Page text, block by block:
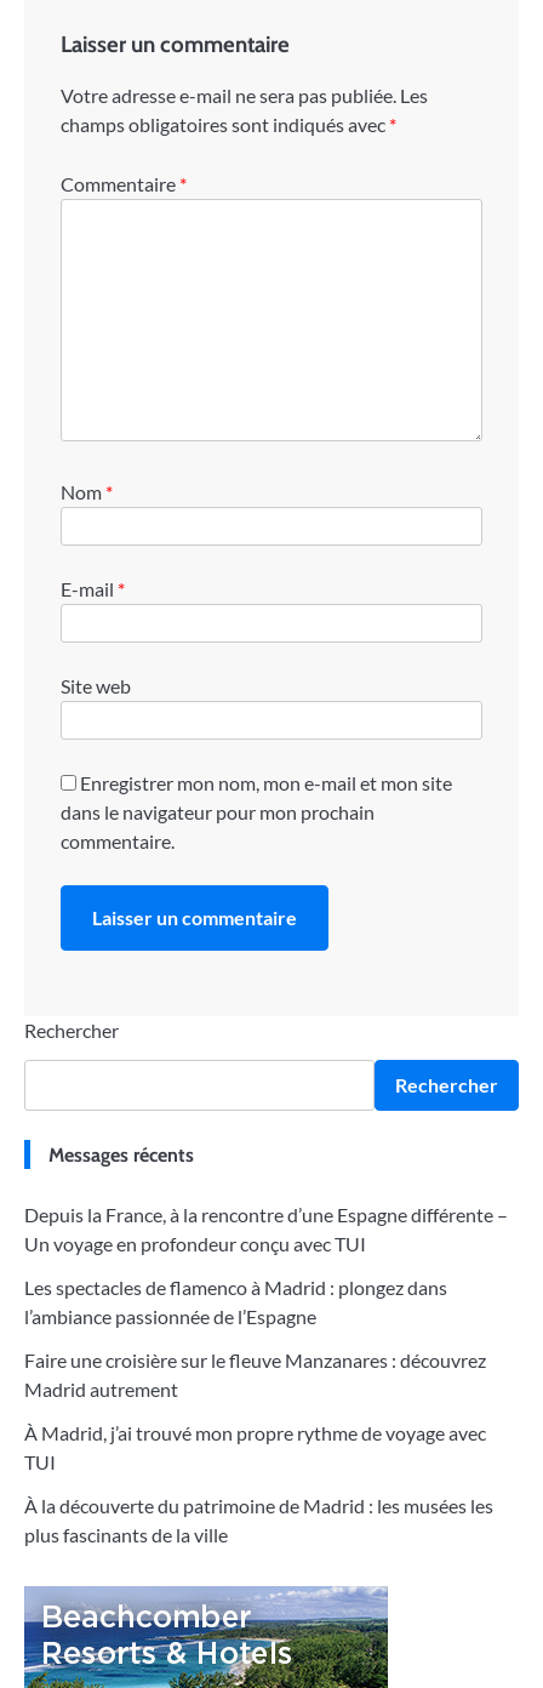
Laisser un commentaire
Votre adresse e-mail ne sera pas publiée. Les
champs obligatoires sont indiqués avec *
Commentaire *
Nom *
E-mail *
Site web
Enregistrer mon nom, mon e-mail et mon site
dans le navigateur pour mon prochain
commentaire.
Rechercher
Rechercher
Messages récents
Depuis la France, à la rencontre d’une Espagne différente –
Un voyage en profondeur conçu avec TUI
Les spectacles de flamenco à Madrid : plongez dans
l’ambiance passionnée de l’Espagne
Faire une croisière sur le fleuve Manzanares : découvrez
Madrid autrement
À Madrid, j’ai trouvé mon propre rythme de voyage avec
TUI
À la découverte du patrimoine de Madrid : les musées les
plus fascinants de la ville